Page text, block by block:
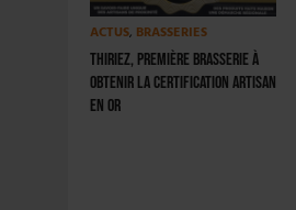
ACTUS, BRASSERIES
Thiriez, première brasserie à
obtenir la certification Artisan
en Or